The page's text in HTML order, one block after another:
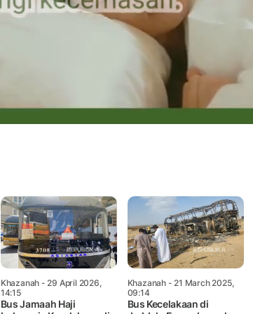
Khazanah - 29 April 2026,
14:15
Bus Jamaah Haji
Khazanah- 21 March 2025,
09:14
Bus Kecelakaan di